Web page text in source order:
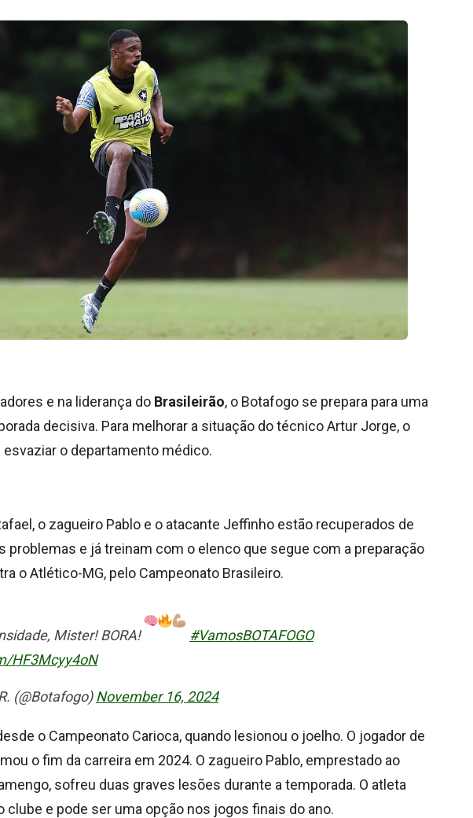
e na liderança do Brasileirão, o Botafogo se prepara para uma
decisiva. Para melhorar a situação do técnico Artur Jorge, o
o departamento médico.
o zagueiro Pablo e o atacante Jeffinho estão recuperados de
problemas e já treinam com o elenco que segue com a preparação
o Atlético-MG, pelo Campeonato Brasileiro.
Mister! BORA!
#VamosBOTAFOGO
HF3Mcyy4oN
(@Botafogo)November 16, 2024
o Campeonato Carioca, quando lesionou o joelho. O jogador de
o fim da carreira em 2024. O zagueiro Pablo, emprestado ao
sofreu duas graves lesões durante a temporada. O atleta
clube e pode ser uma opção nos jogos finais do ano.